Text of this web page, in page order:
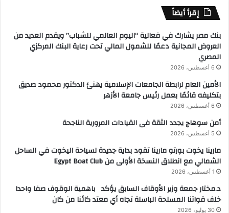
إقرأ أيضاً
بنك مصر يشارك في فعالية “اليوم العالمي للشباب” ويقدم العديد من
العروض المجانية دعمًا للشمول المالي تحت رعاية البنك المركزي
المصري
6 أغسطس، 2026
الأمين العام لرابطة الجامعات الإسلامية يهنئ الدكتور محمود صديق
بتكليفه قائمًا بعمل رئيس جامعة الأزهر
6 أغسطس، 2026
أمن سوهاج يجدد الثقة فى القيادات المرورية الناجحة
5 أغسطس، 2026
مارينا يخوت بورتو مارينا تقود بداية جديدة لسياحة اليخوت في الساحل
الشمالي مع انطلاق النسخة الأولى من Egypt Boat Club
1 أغسطس، 2026
د.مختار جمعة وزير الأوقاف السابق يؤكد باهمية الوقوف صفا واحدا
خلف قواتنا المسلحة الباسلة تجاه أي معتد كائنا من كان
30 يوليو، 2026